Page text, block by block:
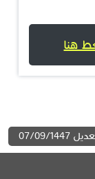
هنا
09/1447